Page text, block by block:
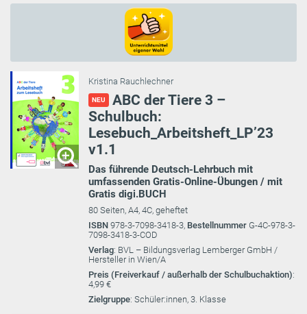
Kristina Rauchlechner
NEU
ABC der Tiere 3 –
Schulbuch:
Lesebuch_Arbeitsheft_LP’23
v1.1
Das führende Deutsch-Lehrbuch mit
umfassenden Gratis-Online-Übungen / mit
Gratis digi.BUCH
80 Seiten, A4, 4C, geheftet
ISBN 978-3-7098-3418-3, Bestellnummer G-4C-978-3-
7098-3418-3-COD
Verlag: BVL – Bildungsverlag Lemberger GmbH /
Hersteller in Wien/A
Preis (Freiverkauf / außerhalb der Schulbuchaktion):
4,99 €
Zielgruppe: Schüler:innen, 3. Klasse